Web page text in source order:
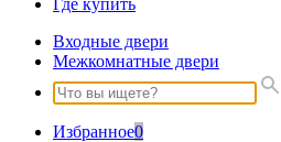
Где купить
Входные двери
Межкомнатные двери
Избранное0